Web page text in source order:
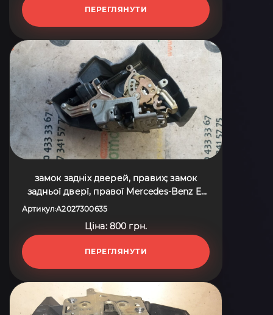
ПЕРЕГЛЯНУТИ
замок задніх дверей, правих; замок
задньої дверї, правої Mercedes-Benz E-
Class W210 (1995-2003) A2027300635
Артикул:A2027300635
Ціна: 800 грн.
ПЕРЕГЛЯНУТИ